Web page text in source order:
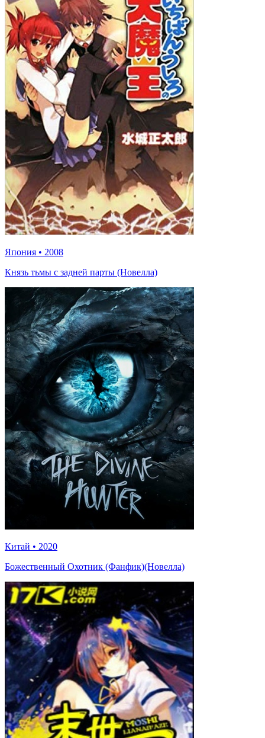
Япония • 2008
Князь тьмы с задней парты (Новелла)
Китай • 2020
Божественный Охотник (Фанфик)(Новелла)